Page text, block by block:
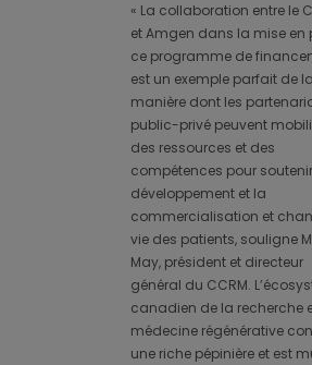
« La collaboration entre le
et Amgen dans la mise en
ce programme de
est un exemple parfait de la
manière dont les
public-privé peuvent
des ressources et des
compétences pour
développement et la
commercialisation et
vie des patients, souligne
May, président et directeur
général du CCRM.
canadien de la recherche
médecine régénérative
une riche pépinière et est